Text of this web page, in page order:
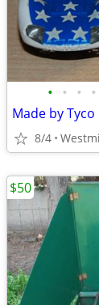
• • • •
Made by
8/4
$50